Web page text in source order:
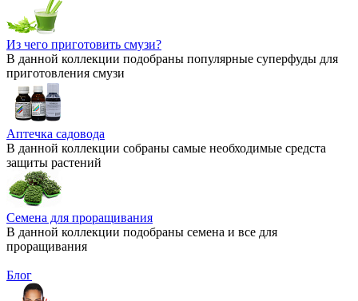
Из чего приготовить смузи?
В данной коллекции подобраны популярные суперфуды для
приготовления смузи
Аптечка садовода
В данной коллекции собраны самые необходимые средста
защиты растений
Семена для проращивания
В данной коллекции подобраны семена и все для
проращивания
Блог